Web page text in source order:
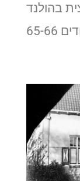
בהולנד
66